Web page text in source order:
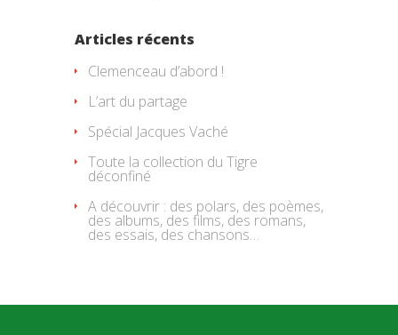
Articles récents
Clemenceau d’abord !
L’art du partage
Spécial Jacques Vaché
Toute la collection du Tigre
déconfiné
A découvrir : des polars, des poèmes,
des albums, des films, des romans,
des essais, des chansons…